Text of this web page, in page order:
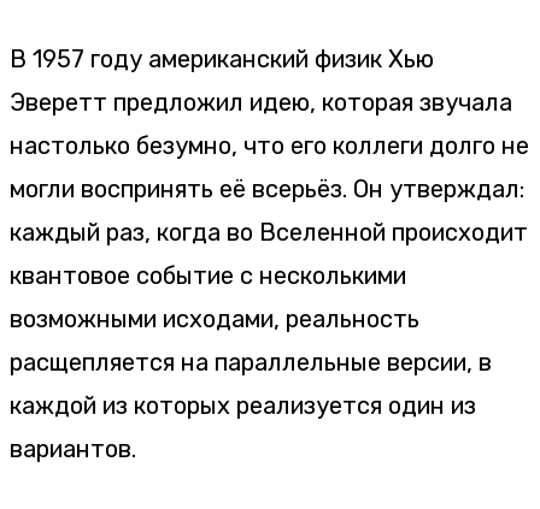
В 1957 году американский физик Хью
Эверетт предложил идею, которая звучала
настолько безумно, что его коллеги долго не
могли воспринять её всерьёз. Он утверждал:
каждый раз, когда во Вселенной происходит
квантовое событие с несколькими
возможными исходами, реальность
расщепляется на параллельные версии, в
каждой из которых реализуется один из
вариантов.